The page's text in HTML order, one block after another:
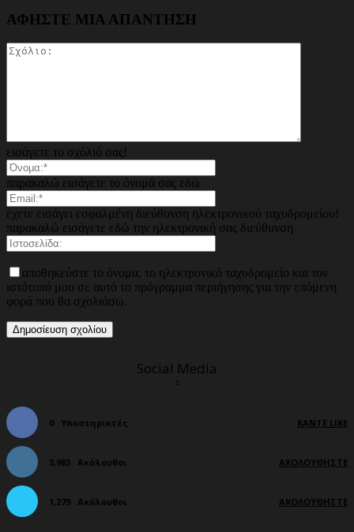
ΑΦΗΣΤΕ ΜΙΑ ΑΠΑΝΤΗΣΗ
εισάγετε το σχόλιό σας!
παρακαλώ εισάγετε το όνομά σας εδώ
έχετε εισάγει εσφαλμένη διεύθυνση ηλεκτρονικού ταχυδρομείου!
παρακαλώ εισάγετε εδώ την ηλεκτρονική σας διεύθυνση
αποθηκεύστε το όνομα, το ηλεκτρονικό ταχυδρομείο και τον
ιστότοπό μου σε αυτό το πρόγραμμα περιήγησης για την επόμενη
φορά που θα σχολιάσω.
Social Media
0 Υποστηρικτές ΚΆΝΤΕ LIKE
3,983 Ακόλουθοι ΑΚΟΛΟΥΘΉΣΤΕ
1,279 Ακόλουθοι ΑΚΟΛΟΥΘΉΣΤΕ